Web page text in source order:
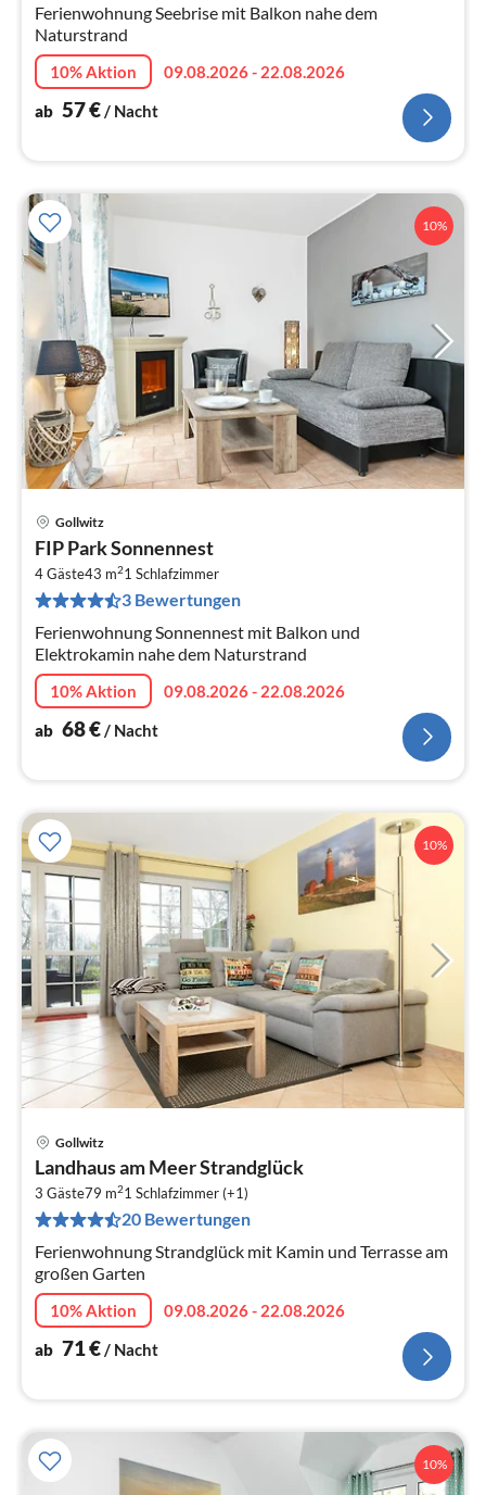
Ferienwohnung Seebrise mit Balkon nahe dem
Naturstrand
10% Aktion
09.08.2026 - 22.08.2026
ab 57€/ Nacht
10%
Gollwitz
FIP Park Sonnennest
4 Gäste43 m21 Schlafzimmer
3 Bewertungen
Ferienwohnung Sonnennest mit Balkon und
Elektrokamin nahe dem Naturstrand
10% Aktion
09.08.2026 - 22.08.2026
ab 68€/ Nacht
10%
Gollwitz
Landhaus am Meer Strandglück
3 Gäste79 m21 Schlafzimmer (+1)
20 Bewertungen
Ferienwohnung Strandglück mit Kamin und Terrasse am
großen Garten
10% Aktion
09.08.2026 - 22.08.2026
ab 71€/ Nacht
10%